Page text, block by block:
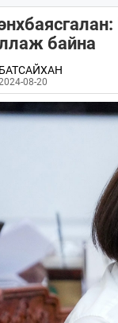
байна
БАТСАЙХАН
08-20